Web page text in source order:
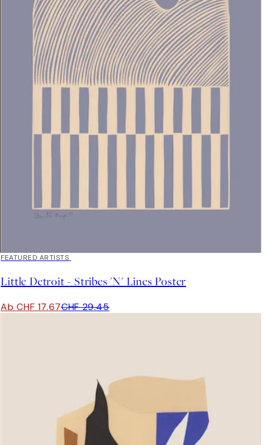
40%*
FEATURED ARTISTS
Little Detroit - Stribes 'N' Lines Poster
Ab CHF 17.67CHF 29.45